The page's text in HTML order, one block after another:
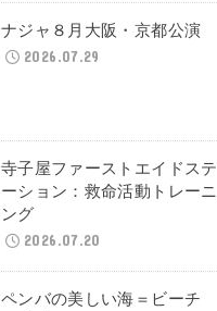
ナジャ８月大阪・京都公演
2026.07.29
寺子屋ファーストエイドステ
ーション：救命活動トレーニ
ング
2026.07.20
ペンバの美しい海＝ビーチ